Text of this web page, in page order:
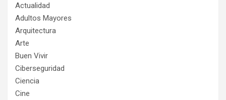
Actualidad
Adultos Mayores
Arquitectura
Arte
Buen Vivir
Ciberseguridad
Ciencia
Cine